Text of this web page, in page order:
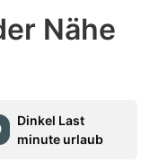
Nähe
Dinkel Last
minute urlaub